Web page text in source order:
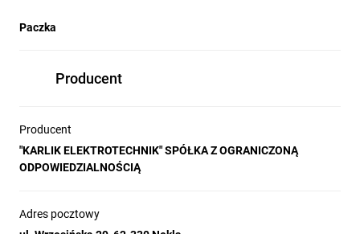
Paczka
Producent
Producent
"KARLIK ELEKTROTECHNIK" SPÓŁKA Z OGRANICZONĄ
ODPOWIEDZIALNOŚCIĄ
Adres pocztowy